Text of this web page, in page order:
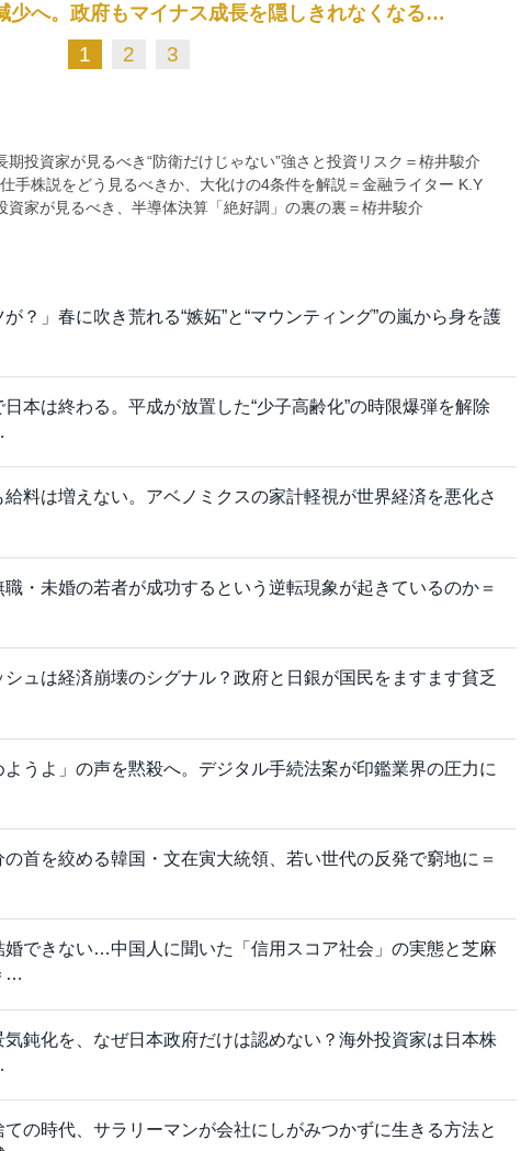
少へ。政府もマイナス成長を隠しきれなくなる…
1 2 3
投資家が見るべき“防衛だけじゃない”強さと投資リスク＝栫井駿介
手株説をどう見るべきか、大化けの4条件を解説＝金融ライター K.Y
資家が見るべき、半導体決算「絶好調」の裏の裏＝栫井駿介
が？」春に吹き荒れる“嫉妬”と“マウンティング”の嵐から身を護
日本は終わる。平成が放置した“少子高齢化”の時限爆弾を解除
料は増えない。アベノミクスの家計軽視が世界経済を悪化さ
・未婚の若者が成功するという逆転現象が起きているのか＝
シュは経済崩壊のシグナル？政府と日銀が国民をますます貧乏
ようよ」の声を黙殺へ。デジタル手続法案が印鑑業界の圧力に
の首を絞める韓国・文在寅大統領、若い世代の反発で窮地に＝
婚できない…中国人に聞いた「信用スコア社会」の実態と芝麻
…
鈍化を、なぜ日本政府だけは認めない？海外投資家は日本株
ての時代、サラリーマンが会社にしがみつかずに生きる方法と